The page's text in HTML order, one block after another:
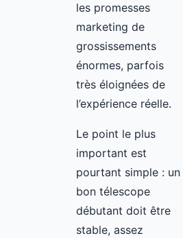
les promesses
marketing de
grossissements
énormes, parfois
très éloignées de
l’expérience réelle.
Le point le plus
important est
pourtant simple : un
bon télescope
débutant doit être
stable, assez